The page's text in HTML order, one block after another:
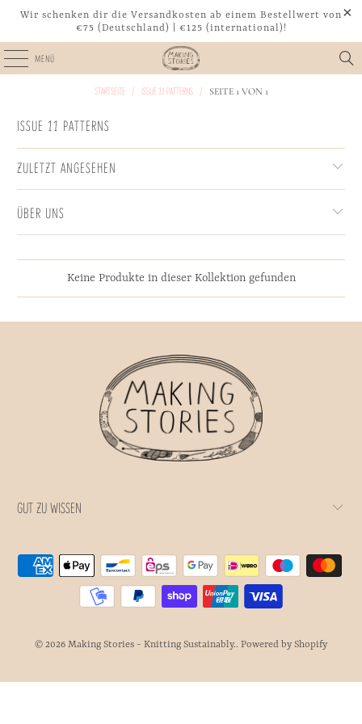
Wir schenken dir die Versandkosten ab einem Bestellwert von
€75 (Deutschland) | €125 (international)!
MENÜ
STARTSEITE / ISSUE 11 PATTERNS / SEITE 1 VON 1
ISSUE 11 PATTERNS
ZULETZT ANGESEHEN
ÜBER UNS
Keine Produkte in dieser Kollektion gefunden
GUT ZU WISSEN
© 2026 Making Stories - Knitting Sustainably.. Powered by Shopify